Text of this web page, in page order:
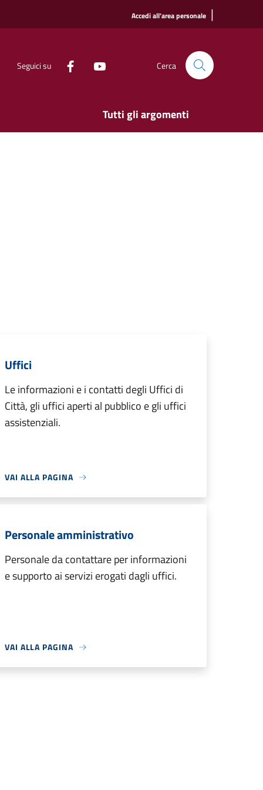
Accedi all'area personale |
Seguici su Cerca
Tutti gli argomenti
Uffici
Le informazioni e i contatti degli Uffici di
Città, gli uffici aperti al pubblico e gli uffici
assistenziali.
VAI ALLA PAGINA
Personale amministrativo
Personale da contattare per informazioni
e supporto ai servizi erogati dagli uffici.
VAI ALLA PAGINA